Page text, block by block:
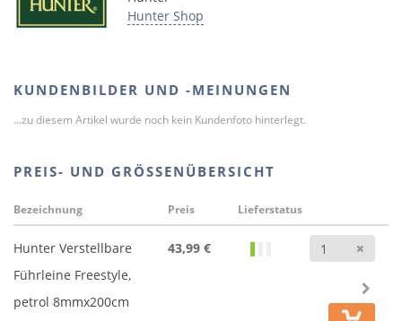
Hunter Shop
KUNDENBILDER UND -MEINUNGEN
...zu diesem Artikel wurde noch kein Kundenfoto hinterlegt.
PREIS- UND GRÖSSENÜBERSICHT
Bezeichnung Preis Lieferstatus
Hunter Verstellbare
Führleine Freestyle,
petrol 8mmx200cm
43,99 €